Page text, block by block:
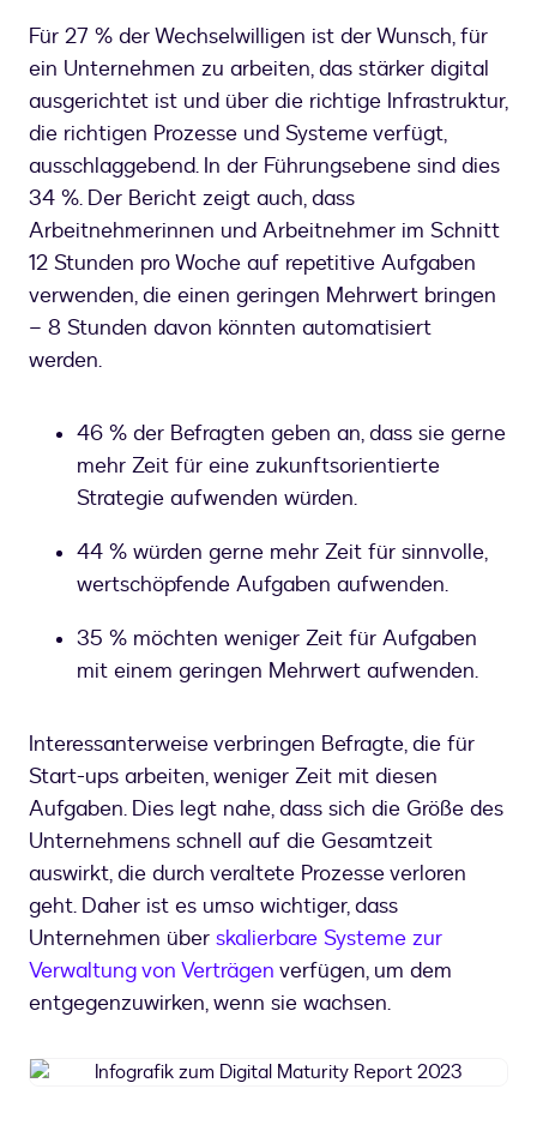
Für 27 % der Wechselwilligen ist der Wunsch, für
ein Unternehmen zu arbeiten, das stärker digital
ausgerichtet ist und über die richtige Infrastruktur,
die richtigen Prozesse und Systeme verfügt,
ausschlaggebend. In der Führungsebene sind dies
34 %. Der Bericht zeigt auch, dass
Arbeitnehmerinnen und Arbeitnehmer im Schnitt
12 Stunden pro Woche auf repetitive Aufgaben
verwenden, die einen geringen Mehrwert bringen
– 8 Stunden davon könnten automatisiert
werden.
46 % der Befragten geben an, dass sie gerne
mehr Zeit für eine zukunftsorientierte
Strategie aufwenden würden.
44 % würden gerne mehr Zeit für sinnvolle,
wertschöpfende Aufgaben aufwenden.
35 % möchten weniger Zeit für Aufgaben
mit einem geringen Mehrwert aufwenden.
Interessanterweise verbringen Befragte, die für
Start-ups arbeiten, weniger Zeit mit diesen
Aufgaben. Dies legt nahe, dass sich die Größe des
Unternehmens schnell auf die Gesamtzeit
auswirkt, die durch veraltete Prozesse verloren
geht. Daher ist es umso wichtiger, dass
Unternehmen über skalierbare Systeme zur
Verwaltung von Verträgen verfügen, um dem
entgegenzuwirken, wenn sie wachsen.
Infografik